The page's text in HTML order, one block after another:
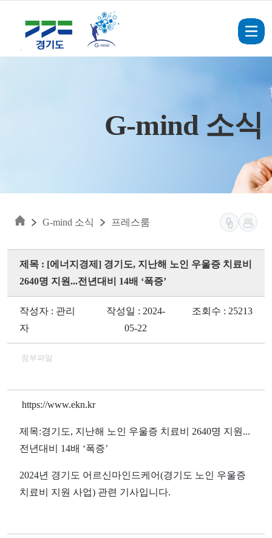
G-mind 소식
G-mind 소식 프레스룸
제목 : [에너지경제] 경기도, 지난해 노인 우울증 치료비
2640명 지원...전년대비 14배 ‘폭증’
작성자 : 관리
자
작성일 : 2024-
05-22
조회수 : 25213
첨부파일
https://www.ekn.kr
제목:경기도, 지난해 노인 우울증 치료비 2640명 지원...
전년대비 14배 ‘폭증’
2024년 경기도 어르신마인드케어(경기도 노인 우울증
치료비 지원 사업) 관련 기사입니다.